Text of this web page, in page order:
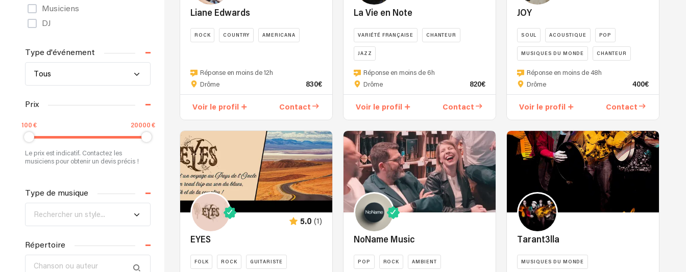
Musiciens
DJ
Type d'événement
Tous
Prix
100 20000
Le prix est indicatif. Contactez les
musiciens pour obtenir un devis précis !
Type de musique
Rechercher un style...
Répertoire
Liane Edwards
ROCK COUNTRY AMERICANA
fois
que
Liane
Edwards
est
montée
sur
scène
à
l’age
de
ans
chez
elle
en
Caroline
du
Réponse en moins de 12h
Drôme
830€
Voir le profil Contact
La Vie en Note
VARIÉTÉ FRANÇAISE CHANTEUR
JAZZ
La
Vie
Note
trio
où
le
chant,
la
contrebasse
et
la
guitare
se
pour
Réponse en moins de 6h
Drôme
820€
Voir le profil Contact
JOY
SOUL ACOUSTIQUE POP
MUSIQUES DU MONDE CHANTEUR
An'Joy
est
issu
d’une
rencontre
8
ans
entre
Joy,
ukulélé,
Réponse en moins de 48h
Drôme
400€
Voir le profil Contact
5.0 (1)
EYES
FOLK ROCK GUITARISTE
NoName Music
POP ROCK AMBIENT
Tarant3lla
MUSIQUES DU MONDE